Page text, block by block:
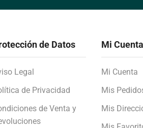
de Datos
Legal
de Privacidad
de Venta y
Mi Cuenta
Mi Cuenta
Mis
Mis